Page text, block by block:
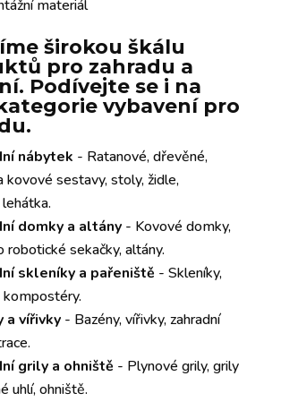
materiál
širokou škálu
pro zahradu a
Podívejte se i na
vybavení pro
nábytek - Ratanové, dřevěné,
kovové sestavy, stoly, židle,
domky a altány- Kovové domky,
robotické sekačky, altány.
skleníky a pařeniště - Skleníky,
a vířivky- Bazény, vířivky, zahradní
grily a ohniště - Plynové grily, grily
uhlí, ohniště.